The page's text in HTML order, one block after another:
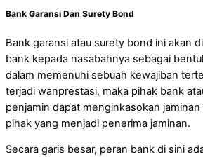
Bank Garansi Dan Surety Bond
Bank garansi atau surety bond ini akan
bank kepada nasabahnya sebagai
dalam memenuhi sebuah kewajiban
terjadi wanprestasi, maka pihak bank
penjamin dapat menginkasokan
pihak yang menjadi penerima jaminan.
Secara garis besar, peran bank di sini